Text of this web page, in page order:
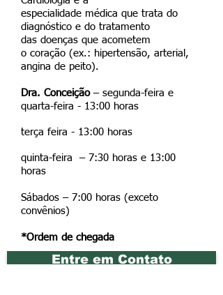
especialidade médica que trata do
diagnóstico e do tratamento
das doenças que acometem
o coração (ex.: hipertensão, arterial,
angina de peito).
Dra. Conceição– segunda-feira e
quarta-feira - 13:00 horas
terça feira - 13:00 horas
quinta-feira – 7:30 horas e 13:00
horas
Sábados – 7:00 horas (exceto
convênios)
*Ordem de chegada
Entre em Contato